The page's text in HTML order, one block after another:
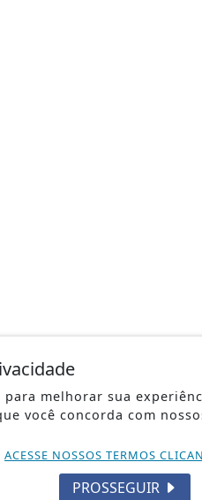
melhorar sua
você concorda com
ACESSE NOSSOS TERMOS
PROSSEGUIR